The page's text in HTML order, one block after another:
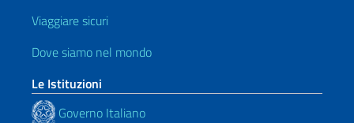
Viaggiare sicuri
Dove siamo nel mondo
Le Istituzioni
Governo Italiano